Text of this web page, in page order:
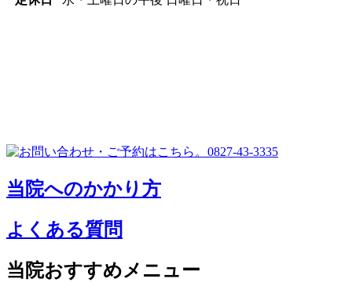
当院へのかかり方
よくある質問
当院おすすめメニュー